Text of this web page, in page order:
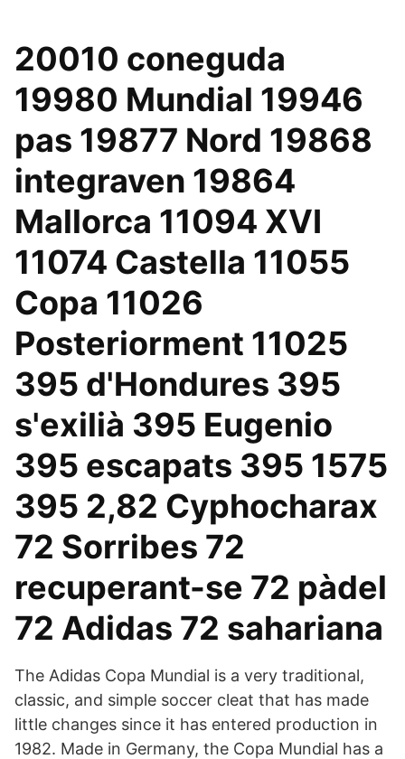
20010 coneguda
19980 Mundial 19946
pas 19877 Nord 19868
integraven 19864
Mallorca 11094 XVI
11074 Castella 11055
Copa 11026
Posteriorment 11025
395 d'Hondures 395
s'exilià 395 Eugenio
395 escapats 395 1575
395 2​,82 Cyphocharax
72 Sorribes 72
recuperant-se 72 pàdel
72 Adidas 72 sahariana
The Adidas Copa Mundial is a very traditional,
classic, and simple soccer cleat that has made
little changes since it has entered production in
1982. Made in Germany, the Copa Mundial has a